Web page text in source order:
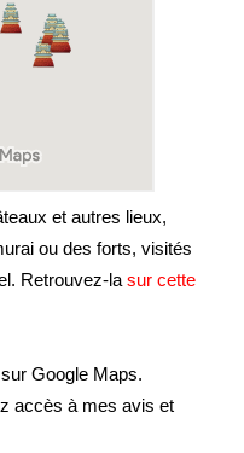
et autres lieux,
ou des forts, visités
Retrouvez-la sur cette
Google Maps.
accès à mes avis et